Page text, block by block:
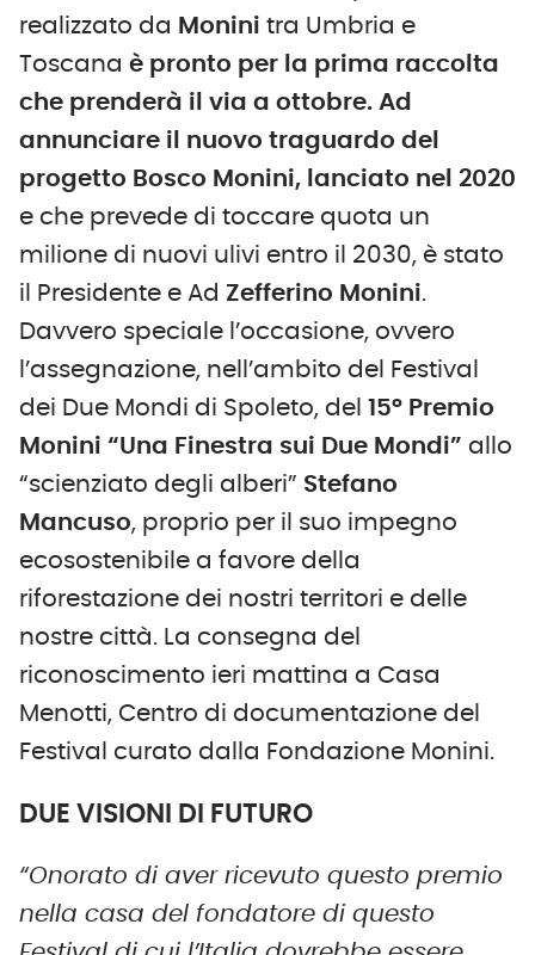
realizzato da Monini tra Umbria e
Toscana è pronto per la prima raccolta
che prenderà il via a ottobre. Ad
annunciare il nuovo traguardo del
progetto Bosco Monini, lanciato nel 2020
e che prevede di toccare quota un
milione di nuovi ulivi entro il 2030, è stato
il Presidente e Ad Zefferino Monini.
Davvero speciale l’occasione, ovvero
l’assegnazione, nell’ambito del Festival
dei Due Mondi di Spoleto, del 15° Premio
Monini “Una Finestra sui Due Mondi” allo
“scienziato degli alberi” Stefano
Mancuso, proprio per il suo impegno
ecosostenibile a favore della
riforestazione dei nostri territori e delle
nostre città. La consegna del
riconoscimento ieri mattina a Casa
Menotti, Centro di documentazione del
Festival curato dalla Fondazione Monini.
DUE VISIONI DI FUTURO
“Onorato di aver ricevuto questo premio
nella casa del fondatore di questo